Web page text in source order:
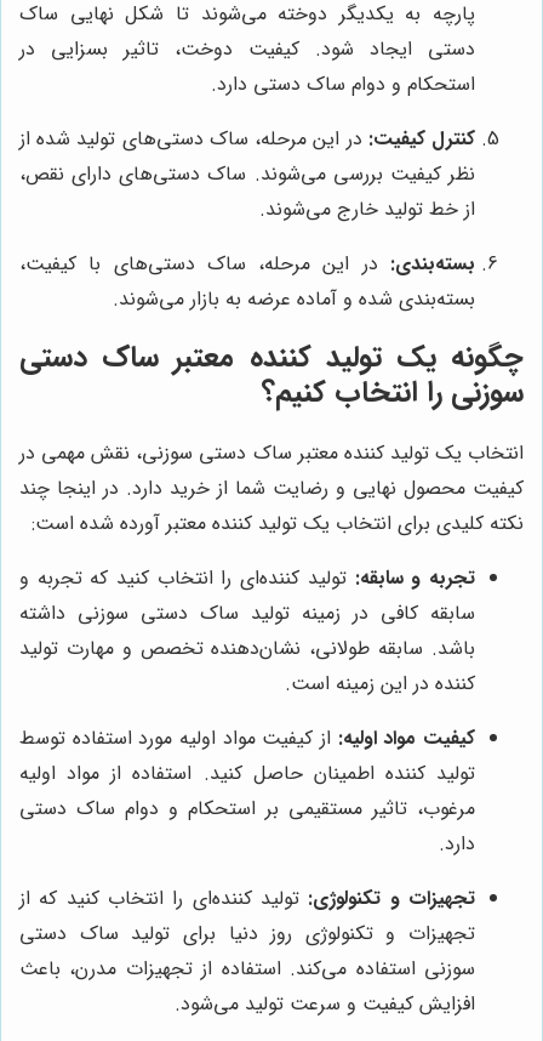
پارچه به یکدیگر دوخته می‌شوند تا شکل نهایی ساک
دستی ایجاد شود. کیفیت دوخت، تاثیر بسزایی در
استحکام و دوام ساک دستی دارد.
کنترل کیفیت: در این مرحله، ساک دستی‌های تولید شده از
نظر کیفیت بررسی می‌شوند. ساک دستی‌های دارای نقص،
از خط تولید خارج می‌شوند.
بسته‌بندی: در این مرحله، ساک دستی‌های با کیفیت،
بسته‌بندی شده و آماده عرضه به بازار می‌شوند.
چگونه یک تولید کننده معتبر ساک دستی
سوزنی را انتخاب کنیم؟
انتخاب یک تولید کننده معتبر ساک دستی سوزنی، نقش مهمی در
کیفیت محصول نهایی و رضایت شما از خرید دارد. در اینجا چند
نکته کلیدی برای انتخاب یک تولید کننده معتبر آورده شده است:
تجربه و سابقه: تولید کننده‌ای را انتخاب کنید که تجربه و
سابقه کافی در زمینه تولید ساک دستی سوزنی داشته
باشد. سابقه طولانی، نشان‌دهنده تخصص و مهارت تولید
کننده در این زمینه است.
کیفیت مواد اولیه: از کیفیت مواد اولیه مورد استفاده توسط
تولید کننده اطمینان حاصل کنید. استفاده از مواد اولیه
مرغوب، تاثیر مستقیمی بر استحکام و دوام ساک دستی
دارد.
تجهیزات و تکنولوژی: تولید کننده‌ای را انتخاب کنید که از
تجهیزات و تکنولوژی روز دنیا برای تولید ساک دستی
سوزنی استفاده می‌کند. استفاده از تجهیزات مدرن، باعث
افزایش کیفیت و سرعت تولید می‌شود.